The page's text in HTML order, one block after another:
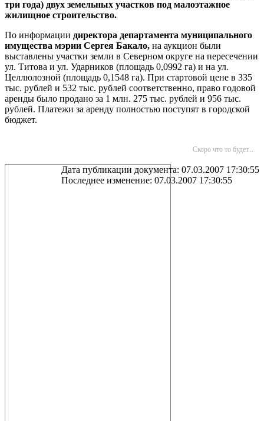
три года) двух земельных участков под малоэтажное
жилищное строительство.
По информации директора департамента муниципального
имущества мэрии Сергея Бакало, на аукцион были
выставлены участки земли в Северном округе на пересечении
ул. Титова и ул. Ударников (площадь 0,0992 га) и на ул.
Целлюлозной (площадь 0,1548 га). При стартовой цене в 335
тыс. рублей и 532 тыс. рублей соответственно, право годовой
аренды было продано за 1 млн. 275 тыс. рублей и 956 тыс.
рублей. Платежи за аренду полностью поступят в городской
бюджет.
Скоро что то будет...
Дата публикации документа: 07.03.2007 17:30:55
Последнее изменение: 07.03.2007 17:30:55